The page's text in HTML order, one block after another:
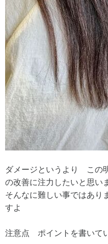
ダメージというより この
の改善に注力したいと思い
そんなに難しい事ではあり
すよ
注意点 ポイントを書いて